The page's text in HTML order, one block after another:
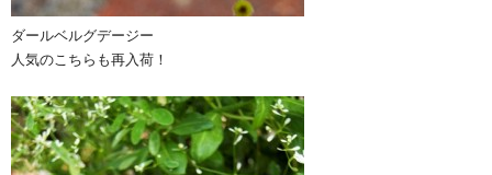
ダールベルグデージー
人気のこちらも再入荷！